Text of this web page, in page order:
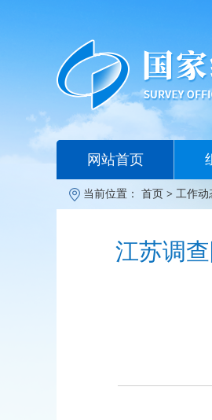
网站首页
当前位置： 首页 > 工作动
江苏调